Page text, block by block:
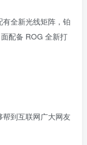
有全新光线矩阵，铂
配备 ROG 全新打
到互联网广大网友